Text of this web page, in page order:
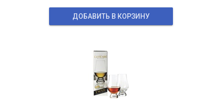
ДОБАВИТЬ В КОРЗИНУ